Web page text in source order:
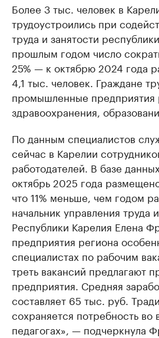
Более 3 тыс. человек в
трудоустроились при
труда и занятости
прошлым годом число
25% — к октябрю 2024 года
4,1 тыс. человек. Граждане
промышленные предприятия
здравоохранения,
По данным специалистов
сейчас в Карелии
работодателей. В базе
октябрь 2025 года
что 11% меньше, чем годом
начальник управления труда
Республики Карелия Елена
предприятия региона
специалистах по рабочим
треть вакансий предлагают
предприятия. Средняя
составляет 65 тыс. руб.
сохраняется потребность во
педагогах», — подчеркнула